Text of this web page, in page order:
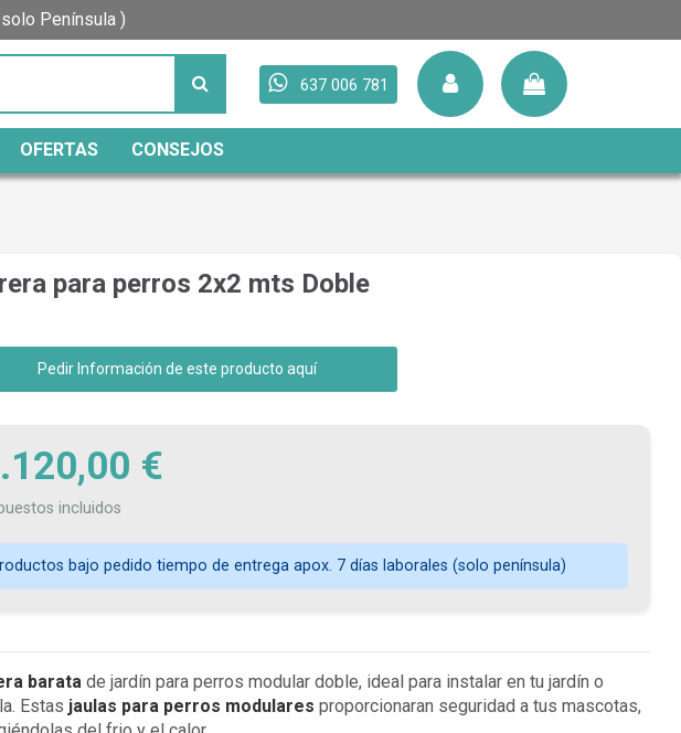
Península )
637 006 781
OFERTAS CONSEJOS
para perros 2x2 mts Doble
Pedir Información de este producto aquí
€
incluidos
bajo pedido tiempo de entrega apox. 7 días laborales (solo península)
barata de jardín para perros modular doble, ideal para instalar en tu jardín o
Estas jaulas para perros modulares proporcionaran seguridad a tus mascotas,